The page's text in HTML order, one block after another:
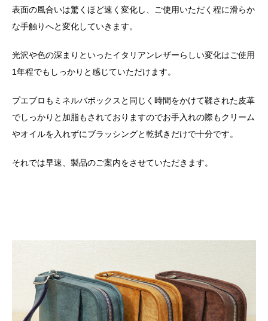
表面の風合いは驚くほど速く変化し、ご使用いただく程に滑らか
な手触りへと変化していきます。
光沢や色の深まりといったイタリアンレザーらしい変化はご使用
1年程でもしっかりと感じていただけます。
プエブロもミネルバボックスと同じく時間をかけて鞣された皮革
でしっかりと加脂もされておりますのでお手入れの際もクリーム
やオイルを入れずにブラッシングと乾拭きだけで十分です。
それでは早速、製品のご案内をさせていただきます。